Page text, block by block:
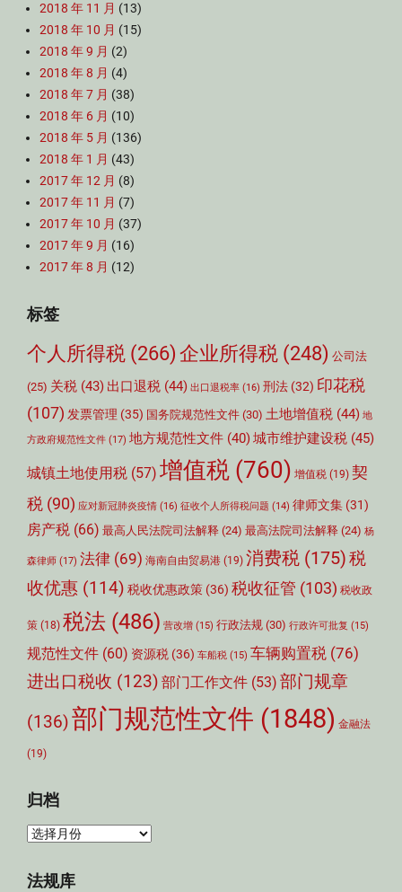
2018 年 11 月 (13)
2018 年 10 月 (15)
2018 年 9 月 (2)
2018 年 8 月 (4)
2018 年 7 月 (38)
2018 年 6 月 (10)
2018 年 5 月 (136)
2018 年 1 月 (43)
2017 年 12 月 (8)
2017 年 11 月 (7)
2017 年 10 月 (37)
2017 年 9 月 (16)
2017 年 8 月 (12)
标签
个人所得税 (266) 企业所得税 (248) 公司法
(25) 关税 (43) 出口退税 (44) 出口退税率 (16) 刑法 (32) 印花税
(107) 发票管理 (35) 国务院规范性文件 (30) 土地增值税 (44) 地
方政府规范性文件 (17) 地方规范性文件 (40)城市维护建设税 (45)
城镇土地使用税 (57) 增值税 (760) 增值税 (19) 契
税 (90) 应对新冠肺炎疫情 (16) 征收个人所得税问题 (14) 律师文集 (31)
房产税 (66) 最高人民法院司法解释 (24) 最高法院司法解释 (24) 杨
森律师 (17) 法律 (69) 海南自由贸易港 (19) 消费税 (175)税
收优惠 (114) 税收优惠政策 (36) 税收征管 (103) 税收政
策 (18) 税法 (486) 营改增 (15) 行政法规 (30) 行政许可批复 (15)
规范性文件 (60) 资源税 (36) 车船税 (15) 车辆购置税 (76)
进出口税收 (123) 部门工作文件 (53) 部门规章
(136)部门规范性文件 (1848) 金融法
(19)
归档
归
法规库